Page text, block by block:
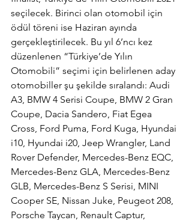
seçilecek. Birinci olan otomobil için
ödül töreni ise Haziran ayında
gerçekleştirilecek. Bu yıl 6’ncı kez
düzenlenen “Türkiye’de Yılın
Otomobili” seçimi için belirlenen aday
otomobiller şu şekilde sıralandı: Audi
A3, BMW 4 Serisi Coupe, BMW 2 Gran
Coupe, Dacia Sandero, Fiat Egea
Cross, Ford Puma, Ford Kuga, Hyundai
i10, Hyundai i20, Jeep Wrangler, Land
Rover Defender, Mercedes-Benz EQC,
Mercedes-Benz GLA, Mercedes-Benz
GLB, Mercedes-Benz S Serisi, MINI
Cooper SE, Nissan Juke, Peugeot 208,
Porsche Taycan, Renault Captur,